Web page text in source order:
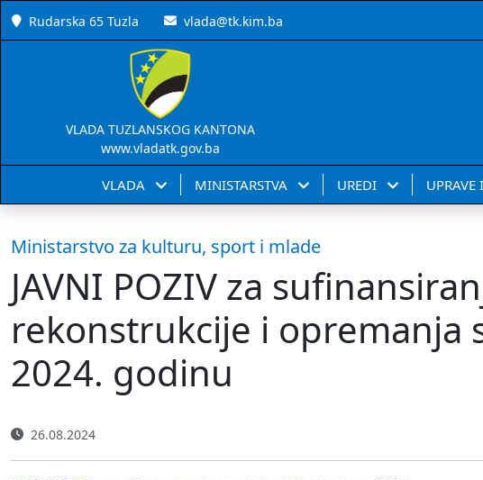
Rudarska 65 Tuzla vlada@tk.kim.ba
VLADA TUZLANSKOG KANTONA
www.vladatk.gov.ba
VLADA MINISTARSTVA UREDI UPRAVE
Ministarstvo za kulturu, sport i mlade
JAVNI POZIV za
rekonstrukcije i opremanja
2024. godinu
26.08.2024